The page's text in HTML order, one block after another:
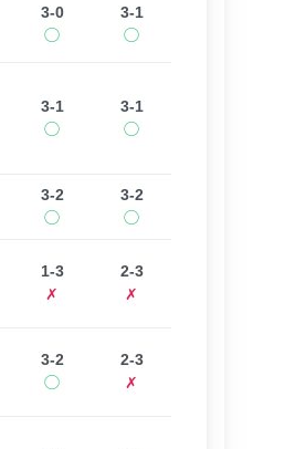
3-0
◯
3-1
◯
3-1
◯
3-1
◯
3-2
◯
3-2
◯
1-3
✗
2-3
✗
3-2
◯
2-3
✗